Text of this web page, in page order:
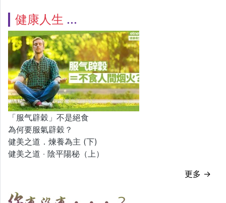
健康人生
「服气辟穀」不是絕食
為何要服氣辟穀？
健美之道．煉養為主 (下)
健美之道 ‧ 陰平陽秘（上）
更多 →